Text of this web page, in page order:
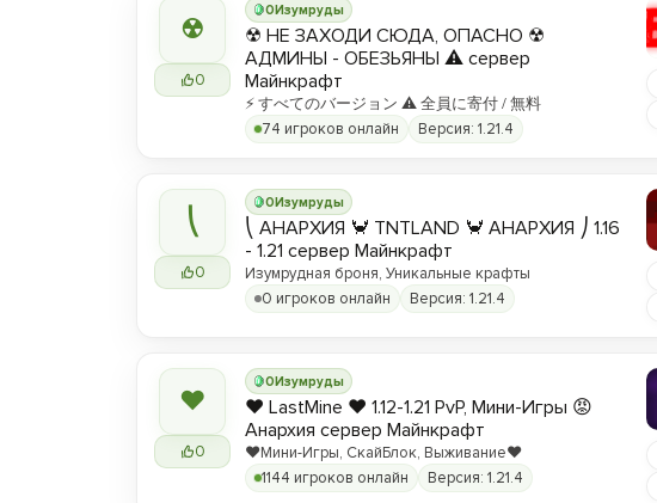
☢
0
0Изумруды
☢ НЕ ЗАХОДИ СЮДА, ОПАСНО ☢
АДМИНЫ - ОБЕЗЬЯНЫ ⚠ сервер
Майнкрафт
⚡ すべてのバージョン ⚠ 全員に寄付 / 無料
74 игроков онлайн
Версия: 1.21.4
⎝
0
0Изумруды
⎝ АНАРХИЯ 🦀 TNTLAND 🦀 АНАРХИЯ ⎠ 1.16
- 1.21 сервер Майнкрафт
Изумрудная броня, Уникальные крафты
0 игроков онлайн
Версия: 1.21.4
❤
0
0Изумруды
❤️ LastMine ❤️ 1.12-1.21 PvP, Мини-Игры 😡
Анархия сервер Майнкрафт
❤️Мини-Игры, СкайБлок, Выживание❤️
1144 игроков онлайн
Версия: 1.21.4